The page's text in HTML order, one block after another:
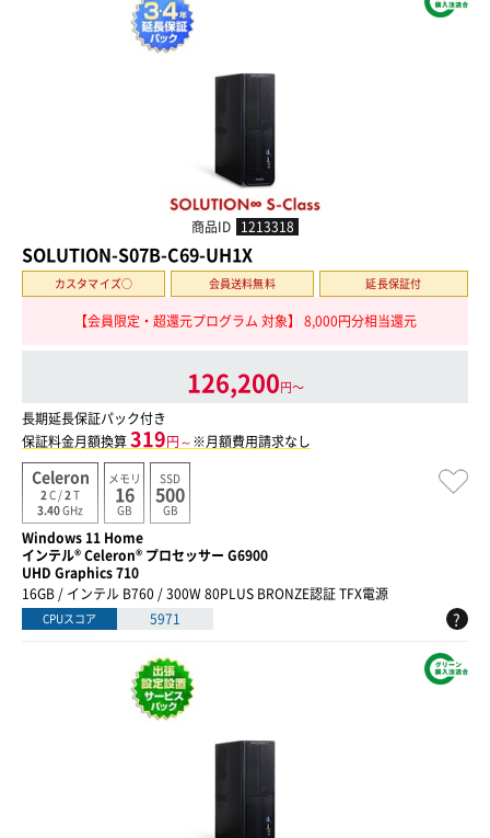
商品ID 1213318
SOLUTION-S07B-C69-UH1X
カスタマイズ○ 会員送料無料 延長保証付
【会員限定・超還元プログラム 対象】 8,000円分相当還元
126,200円〜
長期延長保証パック付き
保証料金月額換算319円～※月額費用請求なし
Celeron
2C /2T
3.40GHz
メモリ
16
GB
SSD
500
GB
Windows 11 Home
インテル® Celeron® プロセッサー G6900
UHD Graphics 710
16GB / インテル B760 / 300W 80PLUS BRONZE認証 TFX電源
CPUスコア 5971 ?